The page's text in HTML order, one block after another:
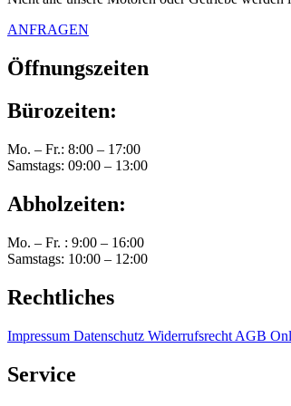
ANFRAGEN
Öffnungszeiten
Bürozeiten:
Mo. – Fr.: 8:00 – 17:00
Samstags: 09:00 – 13:00
Abholzeiten:
Mo. – Fr. : 9:00 – 16:00
Samstags: 10:00 – 12:00
Rechtliches
Impressum Datenschutz Widerrufsrecht AGB
Service